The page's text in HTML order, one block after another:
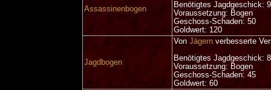
Assassinenbogen
Benötigtes Jagdgeschick:
Voraussetzung: Bogen
Geschoss-Schaden: 50
Goldwert: 120
Jagdbogen
VonJägern verbesserte
Benötigtes Jagdgeschick:
Voraussetzung: Bogen
Geschoss-Schaden: 45
Goldwert: 60